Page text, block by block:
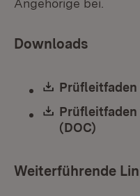
Angehörige bei.
Downloads
Download:
Prüfleitfaden
Download:
Prüfleitfaden
(DOC)
Weiterführende